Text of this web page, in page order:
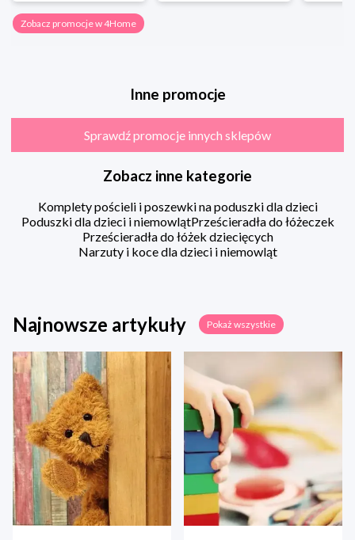
Zobacz promocje w 4Home
Inne promocje
Sprawdź promocje innych sklepów
Zobacz inne kategorie
Komplety pościeli i poszewki na poduszki dla dzieci
Poduszki dla dzieci i niemowlątPrześcieradła do łóżeczek
Prześcieradła do łóżek dziecięcych
Narzuty i koce dla dzieci i niemowląt
Najnowsze artykuły Pokaż wszystkie